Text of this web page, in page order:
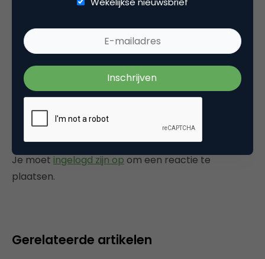
Allemaal erg veilig en algemeen, dat kan
iedere half-capabele marketer wel verzinnen.
15 december 2009 om 16:13
Plaats reactie
Je moet ingelogd zijn op om een reactie te
plaatsen.
Gerelateerde artikelen